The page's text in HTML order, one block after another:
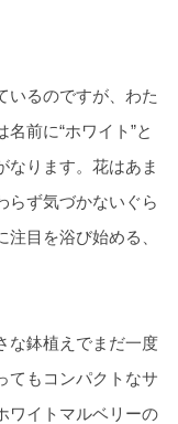
いるのですが、わた
前に“ホワイト”と
なります。花はあま
らず気づかないぐら
目を浴び始める、
な鉢植えでまだ一度
てもコンパクトなサ
ワイトマルベリーの